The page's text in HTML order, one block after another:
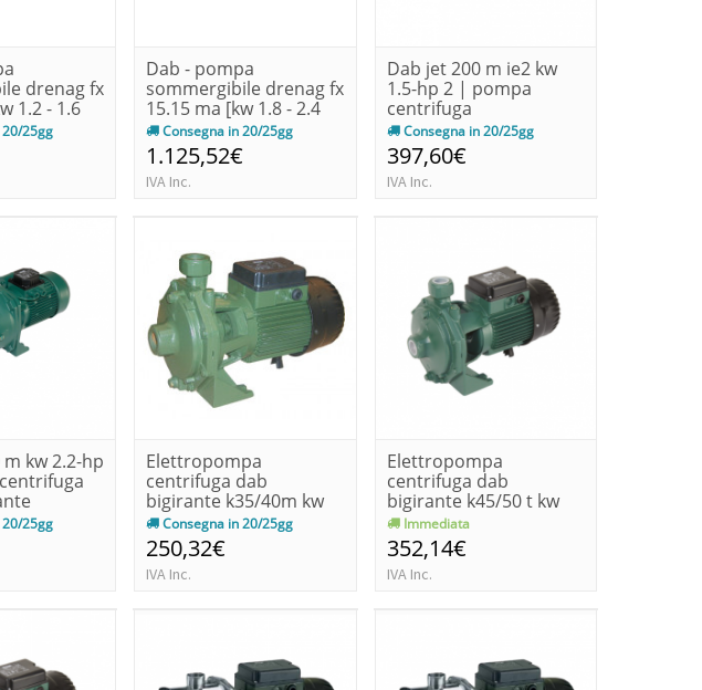
drenag fx
1.2 - 1.6
25gg
Dab - pompa
sommergibile drenag fx
15.15 ma [kw 1.8 - 2.4
hp]Consegna in 20/25gg
1.125,52€
IVA Inc.
Dab jet 200 m ie2 kw
1.5-hp 2 | pompa
centrifuga
autoadescante
Consegna in 20/25gg
397,60€
IVA Inc.
kw 2.2-hp
25gg
Elettropompa
centrifuga dab
bigirante k35/40m kw
0.75-hp1
Consegna in 20/25gg
250,32€
IVA Inc.
Elettropompa
centrifuga dab
bigirante k45/50 t kw
1.1-hp 1.5 trif...
Immediata
352,14€
IVA Inc.